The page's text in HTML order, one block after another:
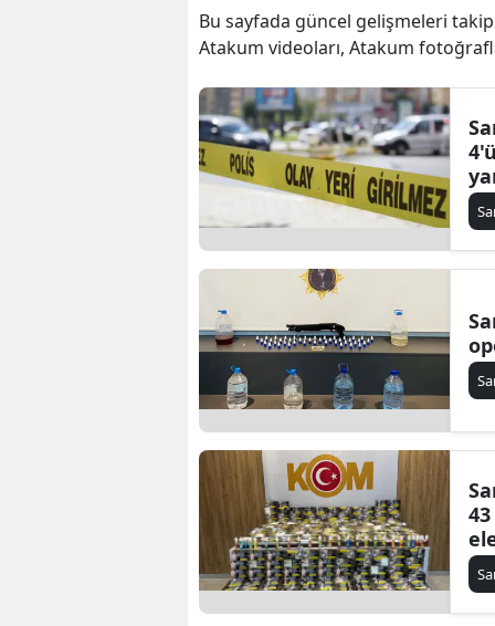
Bu sayfada güncel gelişmeleri
Atakum videoları, Atakum